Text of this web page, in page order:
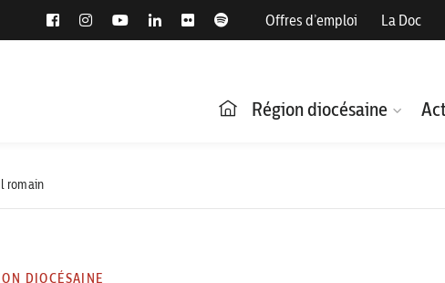
Offres d’emploi La Doc
Région diocésaine
romain
DIOCÉSAINE